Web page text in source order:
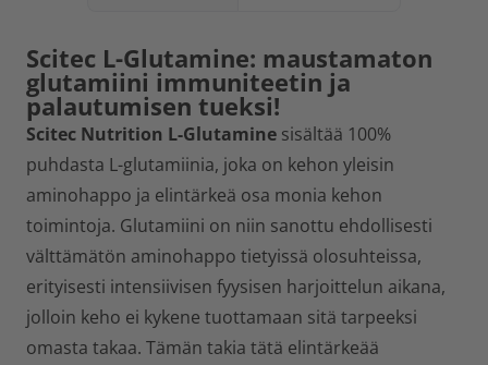
Scitec L-Glutamine: maustamaton
glutamiini immuniteetin ja
palautumisen tueksi!
Scitec Nutrition L-Glutamine sisältää 100%
puhdasta L-glutamiinia, joka on kehon yleisin
aminohappo ja elintärkeä osa monia kehon
toimintoja. Glutamiini on niin sanottu ehdollisesti
välttämätön aminohappo tietyissä olosuhteissa,
erityisesti intensiivisen fyysisen harjoittelun aikana,
jolloin keho ei kykene tuottamaan sitä tarpeeksi
omasta takaa. Tämän takia tätä elintärkeää